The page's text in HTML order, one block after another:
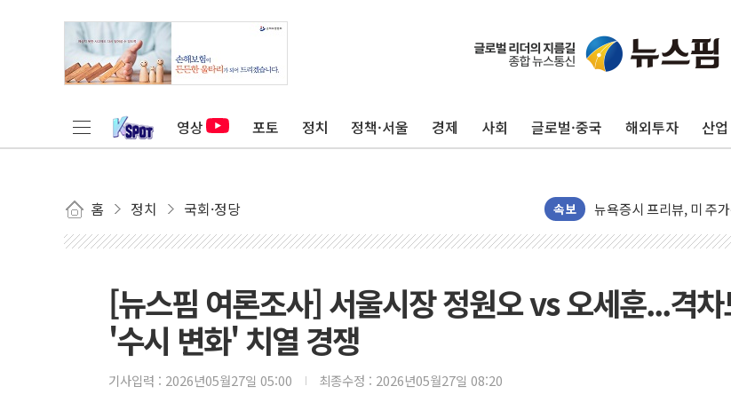
영상 포토 정치 정책·서울 경제 사회 글로벌·중국 해외투자 산업
홈 정치 국회·정당 속보
뉴욕증시 개장 전 특징
뉴욕증시 프리뷰, 미 주
청와대, 북한 단거리 탄
[인도증시] 중동 긴장
러, 1인칭시점 드론으로
[베트남 증시] 지수 하
'월가의 황제' 다이먼 "
양주 섬유염색공장서
[뉴스핌 여론조사] 서울시장 정원오 vs 오세훈...격
'수시 변화' 치열 경쟁
기사입력 : 2026년05월27일 05:00 최종수정 : 2026년05월27일 08:20